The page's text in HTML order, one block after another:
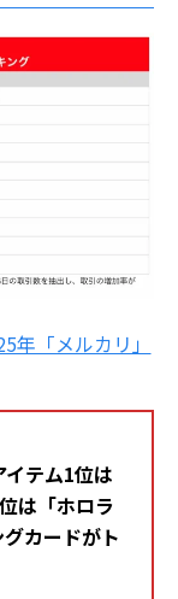
年「メルカリ」
テム1位は
は「ホロラ
カードがト